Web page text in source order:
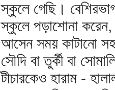
স্কুলে গেছি।
স্কুলে পড়াশোনা করেন,
আসেন সময় কাটানো
সৌদি বা তুর্কী বা
টীচারকেও হারাম -